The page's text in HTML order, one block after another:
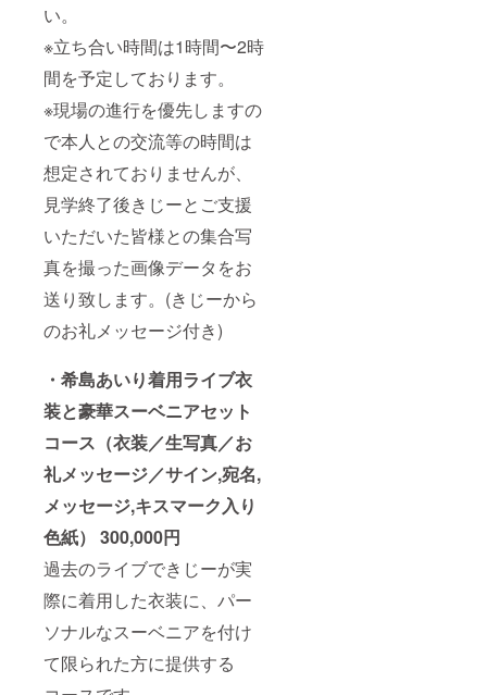
い。
※立ち合い時間は1時間〜2時
間を予定しております。
※現場の進行を優先しますの
で本人との交流等の時間は
想定されておりませんが、
見学終了後きじーとご支援
いただいた皆様との集合写
真を撮った画像データをお
送り致します。(きじーから
のお礼メッセージ付き)
・希島あいり着用ライブ衣
装と豪華スーベニアセット
コース（衣装／生写真／お
礼メッセージ／サイン,宛名,
メッセージ,キスマーク入り
色紙） 300,000円
過去のライブできじーが実
際に着用した衣装に、パー
ソナルなスーベニアを付け
て限られた方に提供する